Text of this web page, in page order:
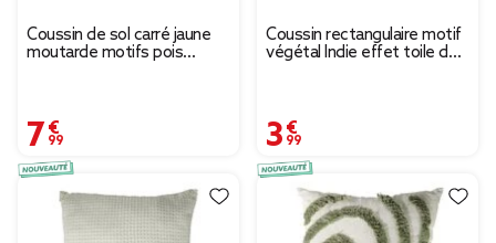
Coussin de sol carré jaune
moutarde motifs pois
7,99 €
Coussin rectangulaire motif
végétal Indie effet toile de
3,99 €